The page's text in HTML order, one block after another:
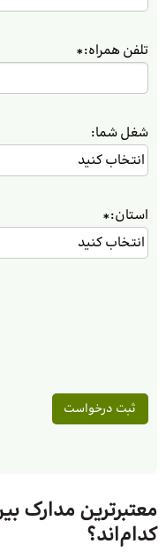
تلفن همراه:*
شغل شما:
استان:*
معتبرترین مدارک
کدام‌اند؟